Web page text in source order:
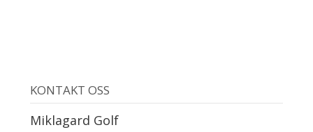
KONTAKT OSS
Miklagard Golf